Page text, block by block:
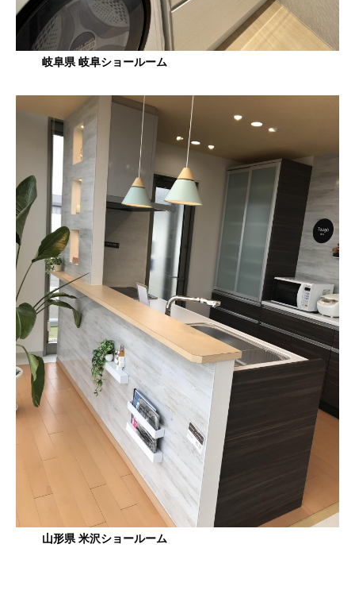
岐阜県 岐阜ショールーム
山形県 米沢ショールーム